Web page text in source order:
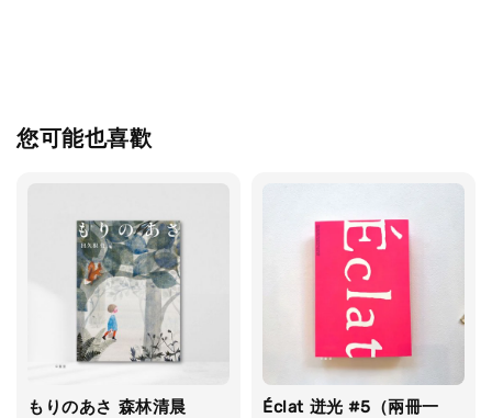
您可能也喜歡
もりのあさ 森林清晨
Éclat 迸光 #5（兩冊一